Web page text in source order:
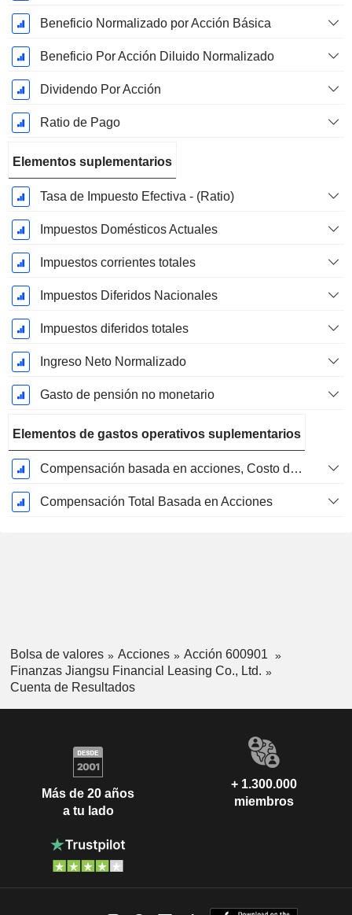
Beneficio Normalizado por Acción Básica
Beneficio Por Acción Diluido Normalizado
Dividendo Por Acción
Ratio de Pago
Elementos suplementarios
Tasa de Impuesto Efectiva - (Ratio)
Impuestos Domésticos Actuales
Impuestos corrientes totales
Impuestos Diferidos Nacionales
Impuestos diferidos totales
Ingreso Neto Normalizado
Gasto de pensión no monetario
Elementos de gastos operativos suplementarios
Compensación basada en acciones, Costo de los bienes vendidos (Total)
Compensación Total Basada en Acciones
Bolsa de valores Acciones
Acción 600901
Finanzas Jiangsu Financial Leasing Co., Ltd.
Cuenta de Resultados
Más de 20 años
a tu lado
+ 1.300.000
miembros